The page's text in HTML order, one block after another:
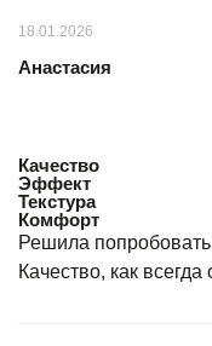
18.01.2026
Анастасия
Качество
Эффект
Текстура
Комфорт
Решила попробовать
Качество, как всегда